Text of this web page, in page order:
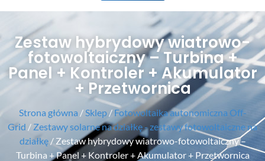
Zestaw hybrydowy wiatrowo-
fotowoltaiczny – Turbina +
Panel + Kontroler + Akumulator
+ Przetwornica
Strona główna / Sklep/ Fotowoltaika autonomiczna Off-
Grid / Zestawy solarne na działkę - zestawy fotowoltaiczne na
działkę/ Zestaw hybrydowy wiatrowo-fotowoltaiczny –
Turbina + Panel + Kontroler + Akumulator + Przetwornica